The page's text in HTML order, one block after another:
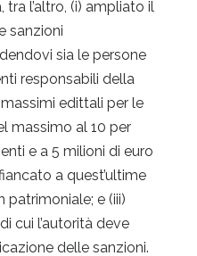
tra l’altro, (i) ampliato il
sanzioni
sia le persone
responsabili della
edittali per le
massimo al 10 per
e a 5 milioni di euro
a quest’ultime
patrimoniale; e (iii)
cui l’autorità deve
delle sanzioni.